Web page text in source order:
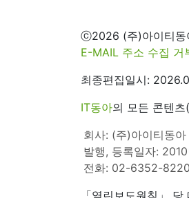
ⓒ2026 (주)아이티동
E-MAIL 주소 수집 거
최종편집일시:
IT동아의 모든 콘텐츠
회사: (주)아이티동아
발행, 등록일자:
전화: 02-6352-8220
「열린보도원칙」